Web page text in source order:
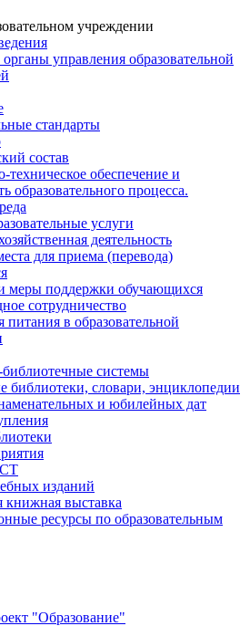
учреждении
управления образовательной
стандарты
состав
техническое обеспечение и
образовательного процесса.
услуги
деятельность
для приема (перевода)
меры поддержки обучающихся
сотрудничество
питания в образовательной
системы
библиотеки, словари, энциклопедии
и юбилейных дат
изданий
книжная выставка
ресурсы по образовательным
"Образование"